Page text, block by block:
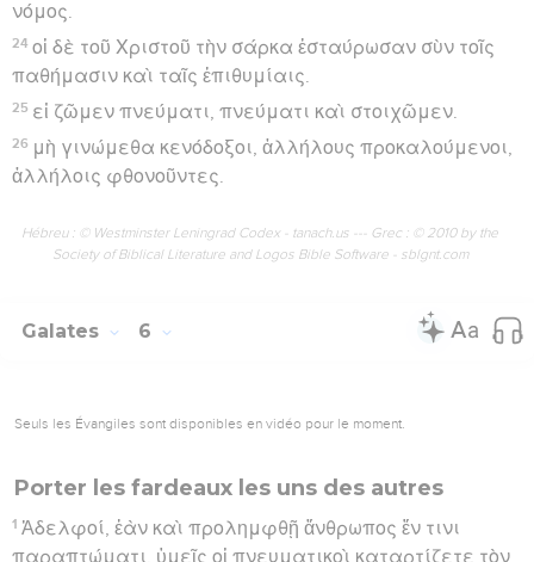
νόμος.
24 οἱ δὲ τοῦ Χριστοῦ τὴν σάρκα ἐσταύρωσαν σὺν τοῖς
παθήμασιν καὶ ταῖς ἐπιθυμίαις.
25 εἰ ζῶμεν πνεύματι, πνεύματι καὶ στοιχῶμεν.
26 μὴ γινώμεθα κενόδοξοι, ἀλλήλους προκαλούμενοι,
ἀλλήλοις φθονοῦντες.
Hébreu : © Westminster Leningrad Codex - tanach.us --- Grec : © 2010 by the
Society of Biblical Literature and Logos Bible Software - sblgnt.com
Galates 6
Seuls les Évangiles sont disponibles en vidéo pour le moment.
Porter les fardeaux les uns des autres
1 Ἀδελφοί, ἐὰν καὶ προλημφθῇ ἄνθρωπος ἔν τινι
παραπτώματι, ὑμεῖς οἱ πνευματικοὶ καταρτίζετε τὸν